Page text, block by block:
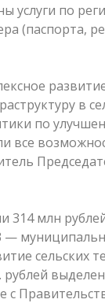
услуги по
(паспорта,
в
по
все
314 млн
—
сельских
с